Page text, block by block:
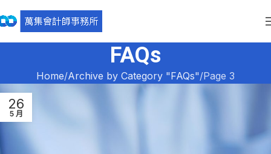
FAQs
Home Archive by Category "FAQs" Page 3
26
5 月